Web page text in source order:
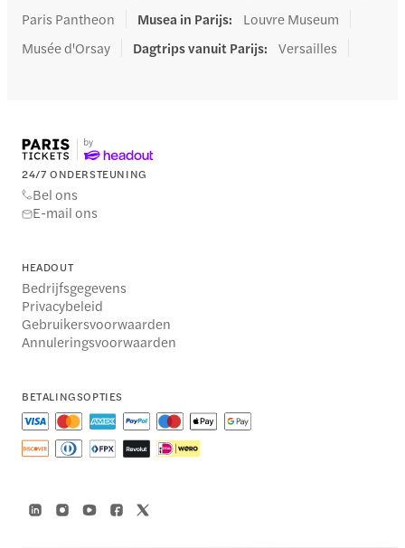
Paris Pantheon
Musea in Parijs:
Louvre Museum
Musée d'Orsay
Dagtrips vanuit Parijs: Versailles
24/7 ONDERSTEUNING
Bel ons
E-mail ons
HEADOUT
Bedrijfsgegevens
Privacybeleid
Gebruikersvoorwaarden
Annuleringsvoorwaarden
BETALINGSOPTIES